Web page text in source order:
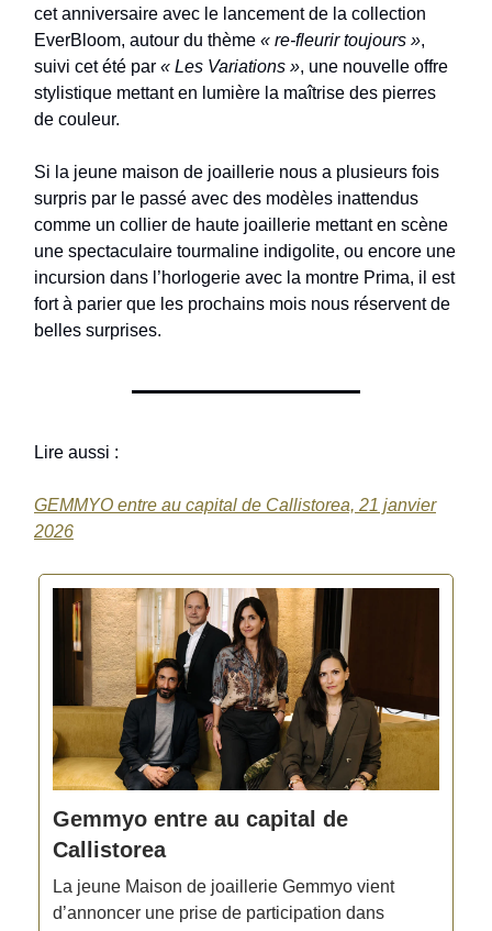
cet anniversaire avec le lancement de la collection
EverBloom, autour du thème « re-fleurir toujours »,
suivi cet été par « Les Variations », une nouvelle offre
stylistique mettant en lumière la maîtrise des pierres
de couleur.
Si la jeune maison de joaillerie nous a plusieurs fois
surpris par le passé avec des modèles inattendus
comme un collier de haute joaillerie mettant en scène
une spectaculaire tourmaline indigolite, ou encore une
incursion dans l’horlogerie avec la montre Prima, il est
fort à parier que les prochains mois nous réservent de
belles surprises.
Lire aussi :
GEMMYO entre au capital de Callistorea, 21 janvier
2026
Gemmyo entre au capital de
Callistorea
La jeune Maison de joaillerie Gemmyo vient
d’annoncer une prise de participation dans